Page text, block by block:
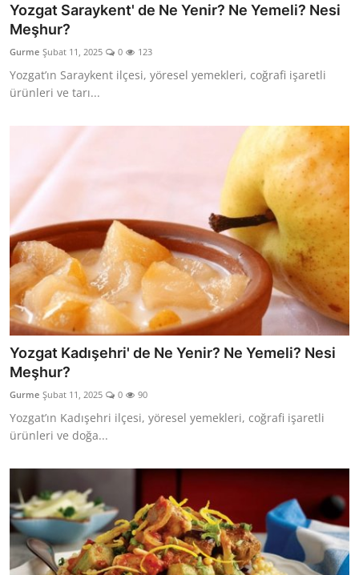
Yozgat Saraykent' de Ne Yenir? Ne Yemeli? Nesi
Meşhur?
Gurme Şubat 11, 2025 0 123
Yozgat’ın Saraykent ilçesi, yöresel yemekleri, coğrafi işaretli
ürünleri ve tarı...
Yozgat Kadışehri' de Ne Yenir? Ne Yemeli? Nesi
Meşhur?
Gurme Şubat 11, 2025 0 90
Yozgat’ın Kadışehri ilçesi, yöresel yemekleri, coğrafi işaretli
ürünleri ve doğa...